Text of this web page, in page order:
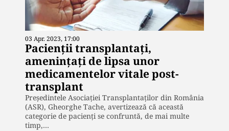
03 Apr. 2023, 17:00
Pacienții transplantați,
amenințați de lipsa unor
medicamentelor vitale post-
transplant
Președintele Asociației Transplantaților din România
(ASR), Gheorghe Tache, avertizează că această
categorie de pacienți se confruntă, de mai multe
timp,…